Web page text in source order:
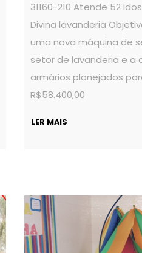
31160-210 Atende 52
Divina lavanderia
uma nova máquina de
setor de lavanderia e a
armários planejados
R$58.400,00
LER MAIS